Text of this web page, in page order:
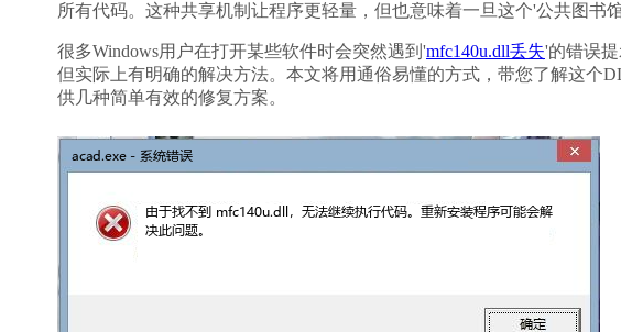
所有代码。这种共享机制让程序更轻量，但也意味着一旦这个'公共图书
很多Windows用户在打开某些软件时会突然遇到'mfc140u.dll丢失'的错误
但实际上有明确的解决方法。本文将用通俗易懂的方式，带您了解这个
供几种简单有效的修复方案。